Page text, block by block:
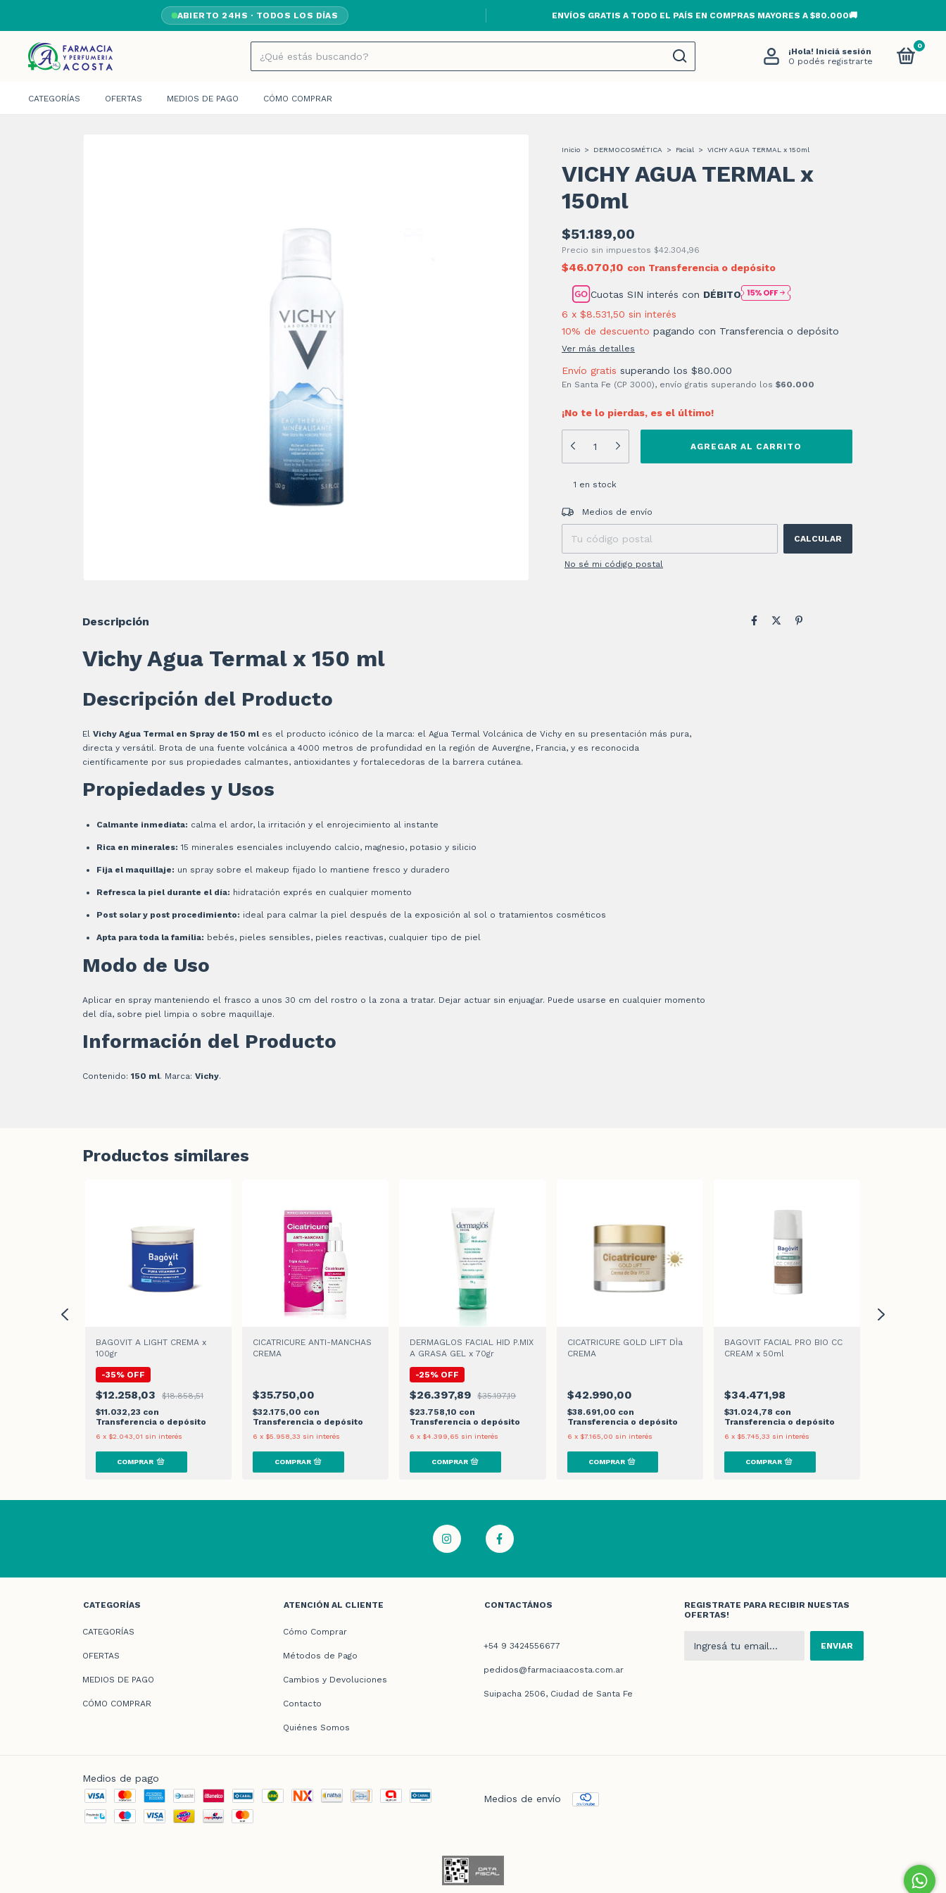
ABIERTO 24HS · TODOS LOS DÍAS ENVÍOS GRATIS A TODO EL PAÍS EN COMPRAS MAYORES A $80.000🚚
¡Hola! Iniciá sesión
O podés registrarte
0
CATEGORÍAS OFERTAS MEDIOS DE PAGO CÓMO COMPRAR
Inicio > DERMOCOSMÉTICA > Facial > VICHY AGUA TERMAL x 150ml
VICHY AGUA TERMAL x
150ml
$51.189,00
Precio sin impuestos $42.304,96
$46.070,10 con Transferencia o depósito
Cuotas SIN interés con DÉBITO
6 x $8.531,50 sin interés
10% de descuento pagando con Transferencia o depósito
Ver más detalles
Envío gratis superando los $80.000
En Santa Fe (CP 3000), envío gratis superando los $60.000
¡No te lo pierdas, es el último!
1 en stock
Entregas para el CP:
Medios de envío
CALCULAR
No sé mi código postal
Descripción
Vichy Agua Termal x 150 ml
Descripción del Producto
El Vichy Agua Termal en Spray de 150 ml es el producto icónico de la marca: el Agua Termal Volcánica de Vichy en su presentación más pura,
directa y versátil. Brota de una fuente volcánica a 4000 metros de profundidad en la región de Auvergne, Francia, y es reconocida
científicamente por sus propiedades calmantes, antioxidantes y fortalecedoras de la barrera cutánea.
Propiedades y Usos
Calmante inmediata: calma el ardor, la irritación y el enrojecimiento al instante
Rica en minerales: 15 minerales esenciales incluyendo calcio, magnesio, potasio y silicio
Fija el maquillaje: un spray sobre el makeup fijado lo mantiene fresco y duradero
Refresca la piel durante el día: hidratación exprés en cualquier momento
Post solar y post procedimiento: ideal para calmar la piel después de la exposición al sol o tratamientos cosméticos
Apta para toda la familia: bebés, pieles sensibles, pieles reactivas, cualquier tipo de piel
Modo de Uso
Aplicar en spray manteniendo el frasco a unos 30 cm del rostro o la zona a tratar. Dejar actuar sin enjuagar. Puede usarse en cualquier momento
del día, sobre piel limpia o sobre maquillaje.
Información del Producto
Contenido: 150 ml. Marca: Vichy.
Productos similares
BAGOVIT A LIGHT CREMA x
100gr
-35% OFF
$12.258,03
$18.858,51
$11.032,23 con
Transferencia o depósito
6 x $2.043,01 sin interés
CICATRICURE ANTI-MANCHAS
CREMA
$35.750,00
$32.175,00 con
Transferencia o depósito
6 x $5.958,33 sin interés
DERMAGLOS FACIAL HID P.MIX
A GRASA GEL x 70gr
-25% OFF
$26.397,89
$35.197,19
$23.758,10 con
Transferencia o depósito
6 x $4.399,65 sin interés
CICATRICURE GOLD LIFT DÌa
CREMA
$42.990,00
$38.691,00 con
Transferencia o depósito
6 x $7.165,00 sin interés
BAGOVIT FACIAL PRO BIO CC
CREAM x 50ml
$34.471,98
$31.024,78 con
Transferencia o depósito
6 x $5.745,33 sin interés
CATEGORÍAS
CATEGORÍAS
OFERTAS
MEDIOS DE PAGO
CÓMO COMPRAR
ATENCIÓN AL CLIENTE
Cómo Comprar
Métodos de Pago
Cambios y Devoluciones
Contacto
Quiénes Somos
CONTACTÁNOS
+54 9 3424556677
pedidos@farmaciaacosta.com.ar
Suipacha 2506, Ciudad de Santa Fe
REGISTRATE PARA RECIBIR NUESTAS
OFERTAS!
Medios de pago
Medios de envío